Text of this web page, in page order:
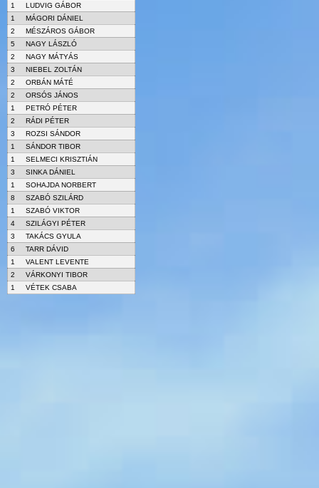
1
LUDVIG GÁBOR
1
MÁGORI DÁNIEL
2
MÉSZÁROS GÁBOR
5
NAGY LÁSZLÓ
2
NAGY MÁTYÁS
3
NIEBEL ZOLTÁN
2
ORBÁN MÁTÉ
2
ORSÓS JÁNOS
1
PETRÓ PÉTER
2
RÁDI PÉTER
3
ROZSI SÁNDOR
1
SÁNDOR TIBOR
1
SELMECI KRISZTIÁN
3
SINKA DÁNIEL
1
SOHAJDA NORBERT
8
SZABÓ SZILÁRD
1
SZABÓ VIKTOR
4
SZILÁGYI PÉTER
3
TAKÁCS GYULA
6
TARR DÁVID
1
VALENT LEVENTE
2
VÁRKONYI TIBOR
1
VÉTEK CSABA